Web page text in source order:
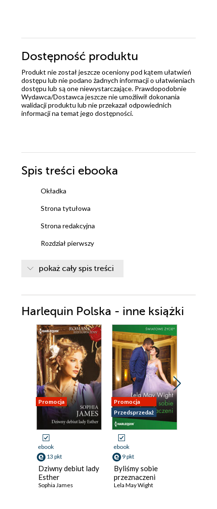
Dostępność produktu
Produkt nie został jeszcze oceniony pod kątem ułatwień
dostępu lub nie podano żadnych informacji o ułatwieniach
dostępu lub są one niewystarczające. Prawdopodobnie
Wydawca/Dostawca jeszcze nie umożliwił dokonania
walidacji produktu lub nie przekazał odpowiednich
informacji na temat jego dostępności.
Spis treści ebooka
Okładka
Strona tytułowa
Strona redakcyjna
Rozdział pierwszy
Rozdział czwarty
Rozdział piąty
Rozdział szósty
Rozdział siódmy
Rozdział ósmy
Rozdział dziewiąty
pokaż cały spis treści
Harlequin Polska - inne książki
Promocja
ebook
13 pkt
Dziwny debiut lady
Esther
Sophia James
Promocja
Przedsprzedaż
ebook
9 pkt
Byliśmy sobie
przeznaczeni
Lela May Wight